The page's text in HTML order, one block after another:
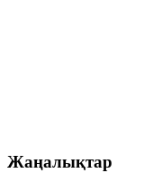
Жаңалықтар